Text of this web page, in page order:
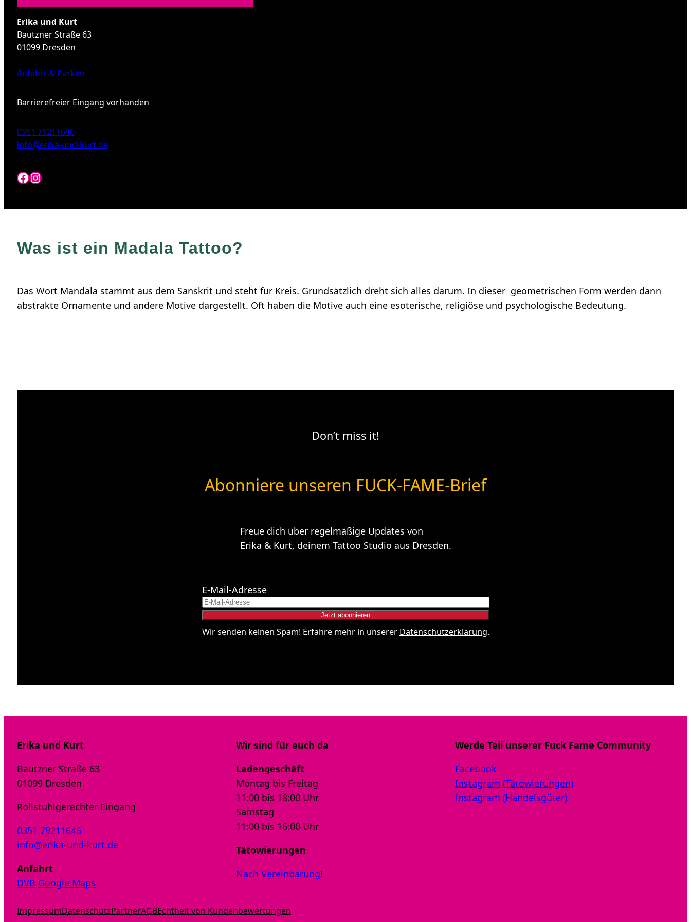
Erika und Kurt
Bautzner Straße 63
01099 Dresden
Anfahrt & Parken
Barrierefreier Eingang vorhanden
0351 79211646
info@erika-und-kurt.de
Facebook
Instagram
Was ist ein Madala Tattoo?
Das Wort Mandala stammt aus dem Sanskrit und steht für Kreis. Grundsätzlich dreht sich alles darum. In dieser geometrischen Form werden dann
abstrakte Ornamente und andere Motive dargestellt. Oft haben die Motive auch eine esoterische, religiöse und psychologische Bedeutung.
Don’t miss it!
Abonniere unseren FUCK-FAME-Brief
Freue dich über regelmäßige Updates von
Erika & Kurt, deinem Tattoo Studio aus Dresden.
E-Mail-Adresse
Wir senden keinen Spam! Erfahre mehr in unserer Datenschutzerklärung.
Erika und Kurt
Bautzner Straße 63
01099 Dresden
Rollstuhlgerechter Eingang
0351 79211646
info@erika-und-kurt.de
Anfahrt
DVB Google Maps
Wir sind für euch da
Ladengeschäft
Montag bis Freitag
11:00 bis 18:00 Uhr
Samstag
11:00 bis 16:00 Uhr
Tätowierungen
Nach Vereinbarung!
Werde Teil unserer Fuck Fame Community
Facebook
Instagram (Tätowierungen)
Instagram (Handelsgüter)
ImpressumDatenschutzPartnerAGBEchtheit von Kundenbewertungen